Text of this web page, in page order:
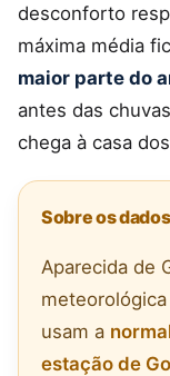
desconforto
máxima média
maior parte do
antes das
chega à casa dos
Sobre os
Aparecida de
usam a
estação de